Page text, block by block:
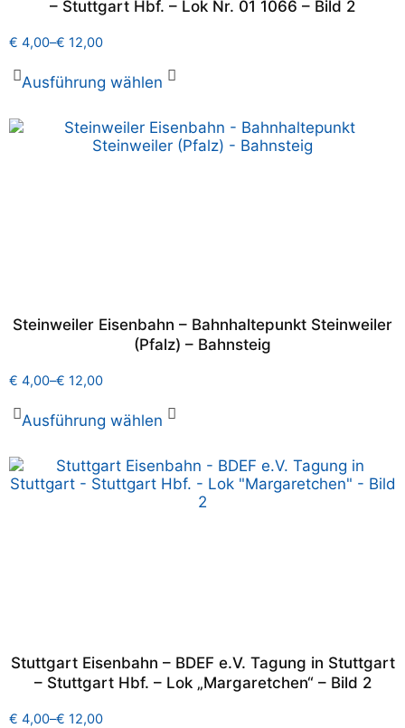
– Stuttgart Hbf. – Lok Nr. 01 1066 – Bild 2
€ 4,00–€ 12,00
Ausführung wählen
Steinweiler Eisenbahn – Bahnhaltepunkt Steinweiler
(Pfalz) – Bahnsteig
€ 4,00–€ 12,00
Ausführung wählen
Stuttgart Eisenbahn – BDEF e.V. Tagung in Stuttgart
– Stuttgart Hbf. – Lok „Margaretchen“ – Bild 2
€ 4,00–€ 12,00